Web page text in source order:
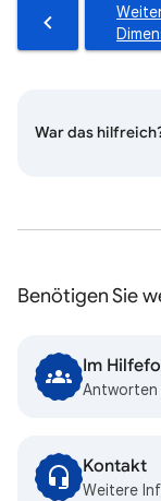
War das
Benötigen Sie
Im
Antworten
Kontakt
Weitere